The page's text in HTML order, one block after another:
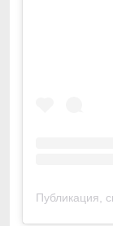
Публикация,